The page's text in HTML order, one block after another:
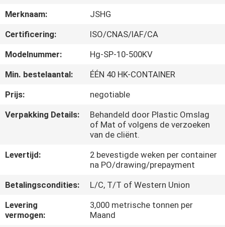
VR-
SHOW
ONS
FABRIEKSREIS
CONTACTEER
Merknaam:
JSHG
Certificering:
ISO/CNAS/IAF/CA
Modelnummer:
Hg-SP-10-500KV
Min. bestelaantal:
ÉÉN 40 HK-CONTAINER
Prijs:
negotiable
Verpakking Details:
Behandeld door Plastic Omslag
of Mat of volgens de verzoeken
van de cliënt.
Levertijd:
2 bevestigde weken per container
na PO/drawing/prepayment
Betalingscondities:
L/C, T/T of Western Union
Levering
vermogen:
3,000 metrische tonnen per
Maand